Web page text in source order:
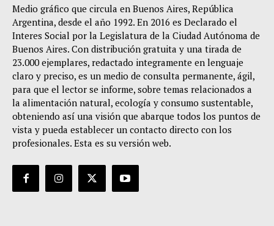
Medio gráfico que circula en Buenos Aires, República
Argentina, desde el año 1992. En 2016 es Declarado el
Interes Social por la Legislatura de la Ciudad Autónoma de
Buenos Aires. Con distribución gratuita y una tirada de
23.000 ejemplares, redactado integramente en lenguaje
claro y preciso, es un medio de consulta permanente, ágil,
para que el lector se informe, sobre temas relacionados a
la alimentación natural, ecología y consumo sustentable,
obteniendo así una visión que abarque todos los puntos de
vista y pueda establecer un contacto directo con los
profesionales. Esta es su versión web.